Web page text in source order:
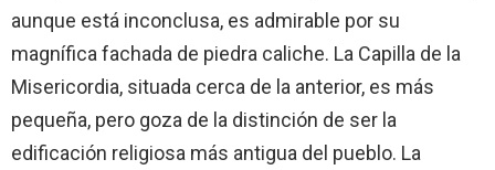
aunque está inconclusa, es admirable por su
magnífica fachada de piedra caliche. La Capilla de la
Misericordia, situada cerca de la anterior, es más
pequeña, pero goza de la distinción de ser la
edificación religiosa más antigua del pueblo. La